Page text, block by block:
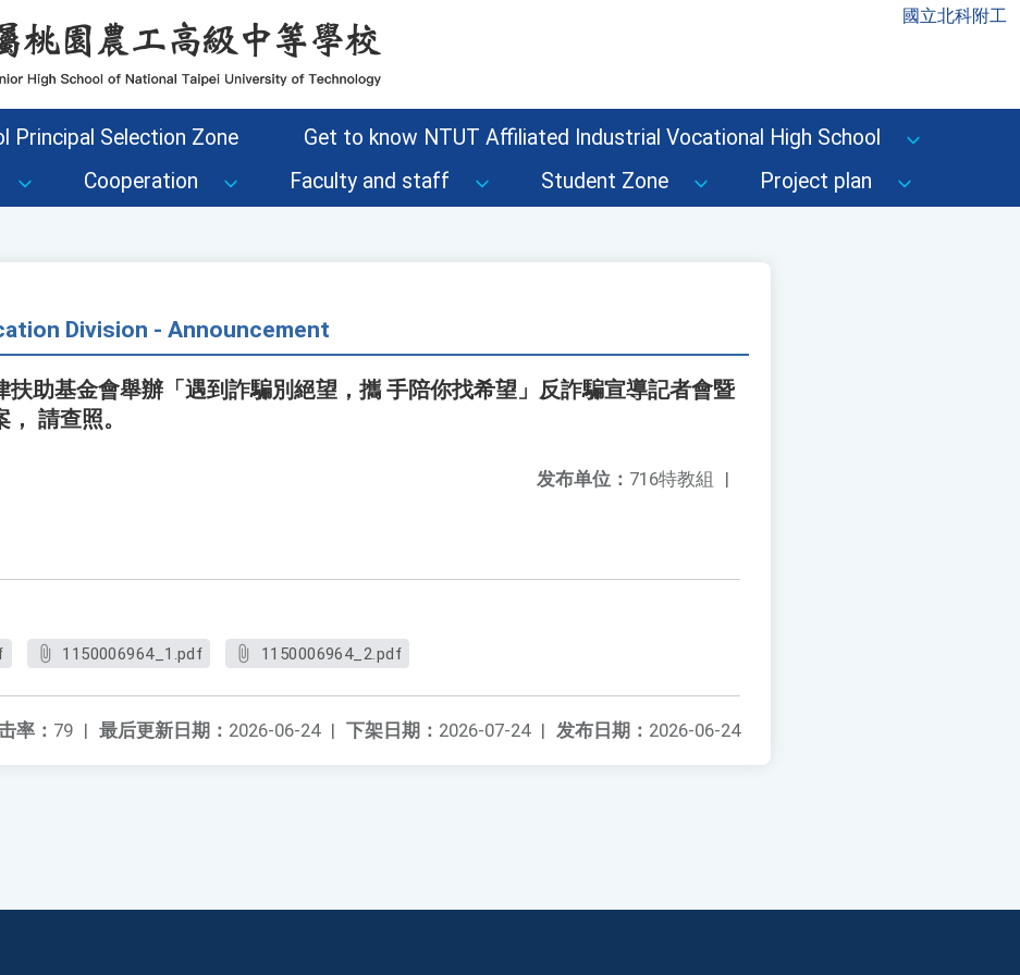
國立北科附工
Principal Selection Zone
Get to know NTUT Affiliated Industrial Vocational High School
Cooperation Faculty and staff Student Zone Project plan
Division - Announcement
扶助基金會舉辦「遇到詐騙別絕望，攜 手陪你找希望」反詐騙宣導記者會暨
請查照。
发布单位： 716特教組 |
1150006964_1.pdf 1150006964_2.pdf
发布日期： 2026-06-24
下架日期： 2026-07-24 |
最后更新日期： 2026-06-24 |
率： 79 |